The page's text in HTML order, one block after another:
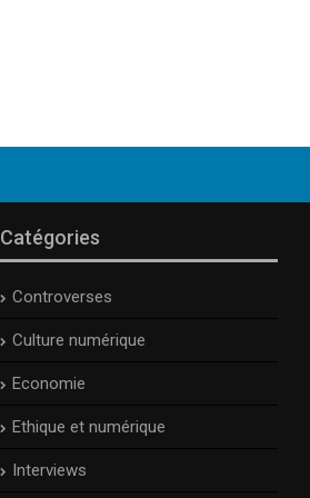
Catégories
Controverses
Culture numérique
Economie
Ethique et numérique
Interviews